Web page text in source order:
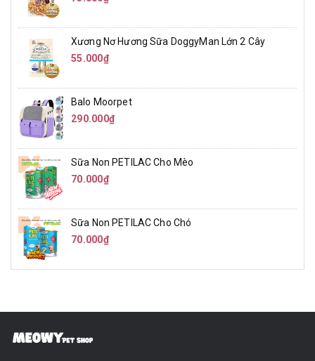
Xương Nơ Hương Sữa DoggyMan Lớn 2 Cây
55.000₫
Balo Moorpet
290.000₫
Sữa Non PETILAC Cho Mèo
70.000₫
Sữa Non PETILAC Cho Chó
70.000₫